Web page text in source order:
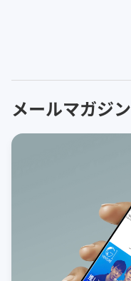
メールマガジン